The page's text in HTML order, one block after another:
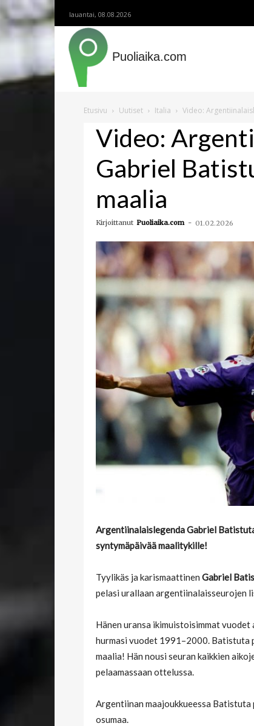
lauantai, 08.08.2026
Puoliaika.com
Etusivu Uutiset Italia Video:
Video:
Gabriel
maalia
Kirjoittanut Puoliaika.com - 01.02.2026
Argentiinalaislegenda Gabriel
syntymäpäivää maalitykille!
Tyylikäs ja karismaattinen Gabriel
pelasi urallaan argentiinalaisseurojen
Hänen uransa ikimuistoisimmat
hurmasi vuodet 1991–2000. Batistuta
maalia! Hän nousi seuran kaikkien
pelaamassaan ottelussa.
Argentiinan maajoukkueessa
osumaa.